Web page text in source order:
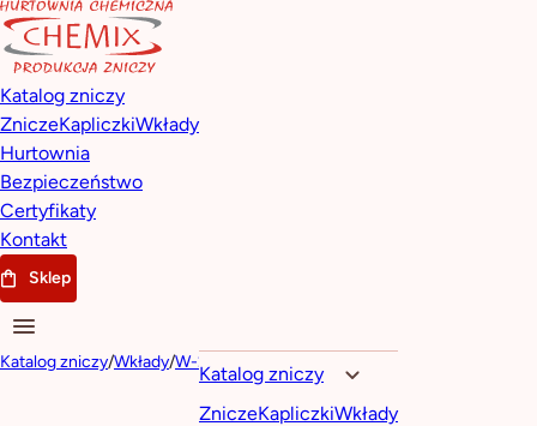
Katalog zniczy
ZniczeKapliczkiWkłady
Hurtownia
Bezpieczeństwo
Certyfikaty
Kontakt
Sklep
Katalog zniczy
ZniczeKapliczkiWkłady
Katalog zniczy/Wkłady/W-2